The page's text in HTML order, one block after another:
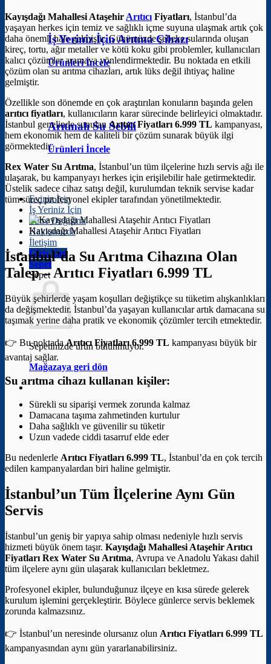
İş Yeriniz İçin Arıtma Cihazı
Ürünleri İncele
Arıtmalı Su Sebili
Ürünleri İncele
Eviniz İçin
İş Yeriniz İçin
Filtre Değişimi
Hakkımızda
İletişim
Giriş Yap
Sepet
Sepet
Sepetinizde ürün bulunmuyor.
Mağazaya geri dön
Kayışdağı Mahallesi AtaşehirArıtıcıFiyatları, İstanbul’da
yaşayan herkes için temiz ve sağlıklı içme suyuna ulaşmak artık çok
daha önemli hale gelmiştir. Günümüzde şebeke sularında oluşan
kireç, tortu, ağır metaller ve kötü koku gibi problemler, kullanıcıları
kalıcı çözümler aramaya yönlendirmektedir. Bu noktada en etkili
çözüm olan su arıtma cihazları, artık lüks değil ihtiyaç haline
gelmiştir.
Özellikle son dönemde en çok araştırılan konuların başında gelen
arıtıcı fiyatları, kullanıcıların karar sürecinde belirleyici olmaktadır.
İstanbul genelinde sunulan Arıtıcı Fiyatları 6.999 TL kampanyası,
hem ekonomik hem de kaliteli bir çözüm sunarak büyük ilgi
görmektedir.
Rex Water Su Arıtma, İstanbul’un tüm ilçelerine hızlı servis ağı ile
ulaşarak, bu kampanyayı herkes için erişilebilir hale getirmektedir.
Üstelik sadece cihaz satışı değil, kurulumdan teknik servise kadar
tüm süreç profesyonel ekipler tarafından yönetilmektedir.
Kayışdağı Mahallesi Ataşehir Arıtıcı Fiyatları
İstanbul’da Su Arıtma Cihazına Olan
Talep –Arıtıcı Fiyatları 6.999 TL
Büyük şehirlerde yaşam koşulları değiştikçe su tüketim alışkanlıkları
da değişmektedir. İstanbul’da yaşayan kullanıcılar artık damacana su
taşımak yerine daha pratik ve ekonomik çözümler tercih etmektedir.
👉 Bu noktadaArıtıcı Fiyatları 6.999 TL kampanyası büyük bir
avantaj sağlar.
Su arıtma cihazı kullanan kişiler:
Sürekli su siparişi vermek zorunda kalmaz
Damacana taşıma zahmetinden kurtulur
Daha sağlıklı ve güvenilir su tüketir
Uzun vadede ciddi tasarruf elde eder
Bu nedenlerle Arıtıcı Fiyatları 6.999 TL, İstanbul’da en çok tercih
edilen kampanyalardan biri haline gelmiştir.
İstanbul’un Tüm İlçelerine Aynı Gün
Servis
İstanbul’un geniş bir yapıya sahip olması nedeniyle hızlı servis
hizmeti büyük önem taşır. Kayışdağı Mahallesi Ataşehir Arıtıcı
Fiyatları Rex Water Su Arıtma, Avrupa ve Anadolu Yakası dahil
tüm ilçelere aynı gün ulaşarak kullanıcıları bekletmez.
Profesyonel ekipler, bulunduğunuz ilçeye en kısa sürede gelerek
kurulum işlemini gerçekleştirir. Böylece günlerce servis beklemek
zorunda kalmazsınız.
👉 İstanbul’un neresinde olursanız olun Arıtıcı Fiyatları 6.999 TL
kampanyasından aynı gün yararlanabilirsiniz.